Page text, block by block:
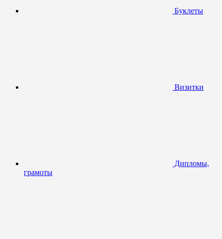
Буклеты
Визитки
Дипломы,
грамоты